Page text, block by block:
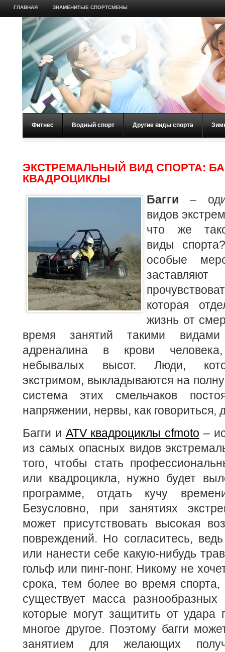
ГЛАВНАЯ ЗНАМЕНИТЫЕ СПОРТСМЕНЫ
Фитнес Водный спорт Другие виды спорта
ЭКСТРЕМАЛЬНЫЙ ВИД СПОРТА:
КВАДРОЦИКЛЫ
Багги –
видов
что же
виды
особые
которая
жизнь от
время занятий такими видами
адреналина в крови
небывалых высот. Люди,
экстримом, выкладываются на
система этих смельчаков
напряжении, нервы, как говориться,
Багги и ATV квадроциклы cfmoto –
из самых опасных видов
того, чтобы стать
или квадроцикла, нужно будет
программе, отдать кучу
Безусловно, при занятиях
может присутствовать высокая
повреждений. Но согласитесь,
или нанести себе какую-нибудь
гольф или пинг-понг. Никому не
срока, тем более во время
существует масса разнообразных
которые могут защитить от удара
многое другое. Поэтому багги
занятием для желающих